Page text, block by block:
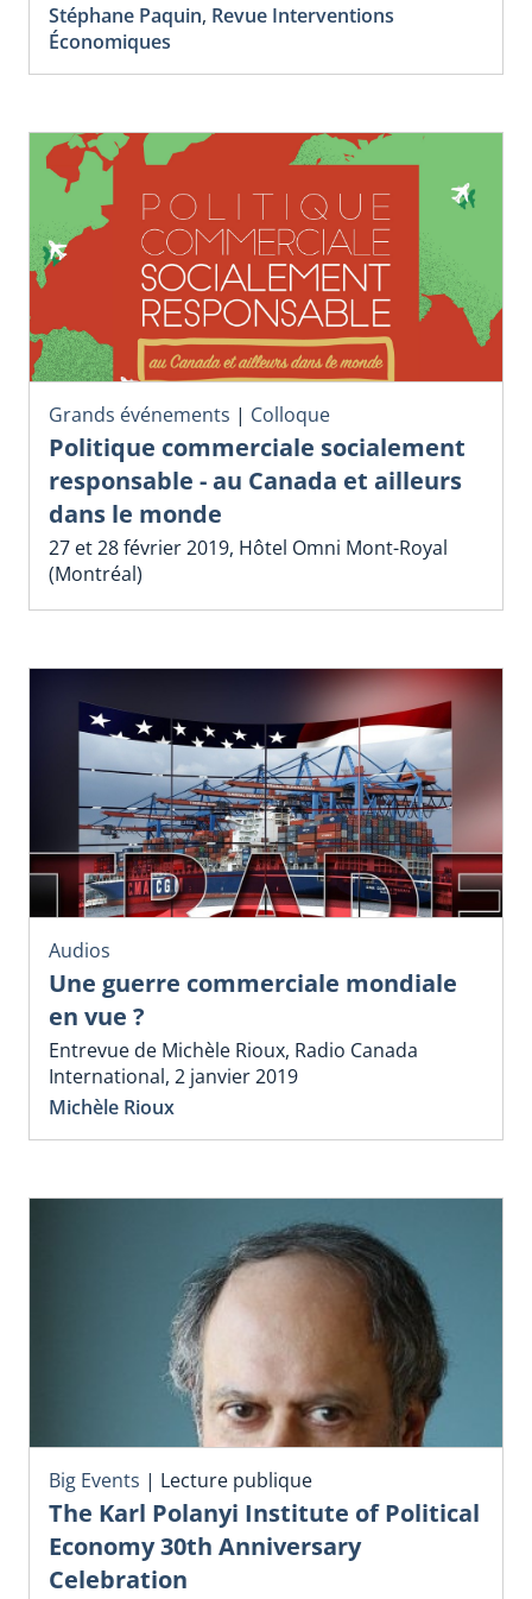
Stéphane Paquin, Revue Interventions
Économiques
Grands événements | Colloque
Politique commerciale socialement
responsable - au Canada et ailleurs
dans le monde
27 et 28 février 2019, Hôtel Omni Mont-Royal
(Montréal)
Audios
Une guerre commerciale mondiale
en vue ?
Entrevue de Michèle Rioux, Radio Canada
International, 2 janvier 2019
Michèle Rioux
Big Events | Lecture publique
The Karl Polanyi Institute of Political
Economy 30th Anniversary
Celebration